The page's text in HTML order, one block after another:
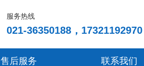
服务热线
021-36350188，17321192970
售后服务 联系我们